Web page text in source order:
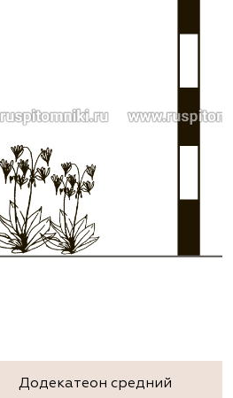
Додекатеон средний